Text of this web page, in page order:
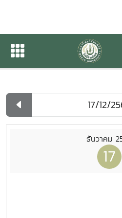
ปฏิทินกิจกรรมขอ
ปฏิทินกิจกรรมของหน่วยงาน
ธันวาคม
17